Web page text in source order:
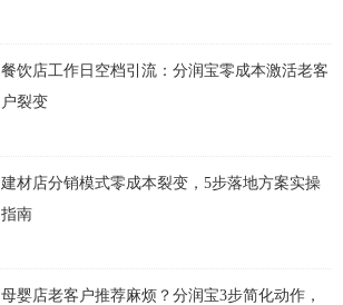
餐饮店工作日空档引流：分润宝零成本激活老客
户裂变
建材店分销模式零成本裂变，5步落地方案实操
指南
母婴店老客户推荐麻烦？分润宝3步简化动作，